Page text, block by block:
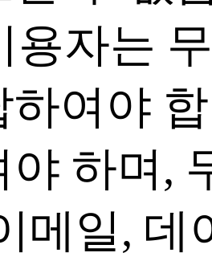
용자는
하여야
야 하며,
메일, 데